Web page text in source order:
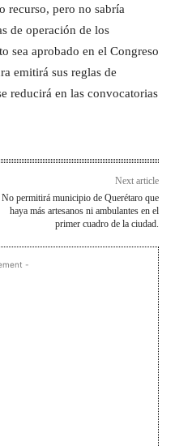
recurso, pero no sabría
de operación de los
sea aprobado en el Congreso
emitirá sus reglas de
reducirá en las convocatorias
Next article
No permitirá municipio de Querétaro que
haya más artesanos ni ambulantes en el
primer cuadro de la ciudad.
-